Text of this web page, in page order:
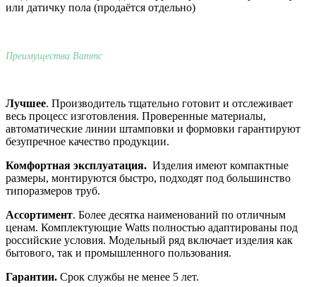
или датичку пола (продаётся отдельно)
Преимущества Ваттс
Лучшее. Производитель тщательно готовит и отслеживает
весь процесс изготовления. Проверенные материалы,
автоматические линии штамповки и формовки гарантируют
безупречное качество продукции.
Комфортная эксплуатация. Изделия имеют компактные
размеры, монтируются быстро, подходят под большинство
типоразмеров труб.
Ассортимент. Более десятка наименований по отличным
ценам. Комплектующие Watts полностью адаптированы под
российские условия. Модельный ряд включает изделия как
бытового, так и промышленного пользования.
Гарантии. Срок службы не менее 5 лет.